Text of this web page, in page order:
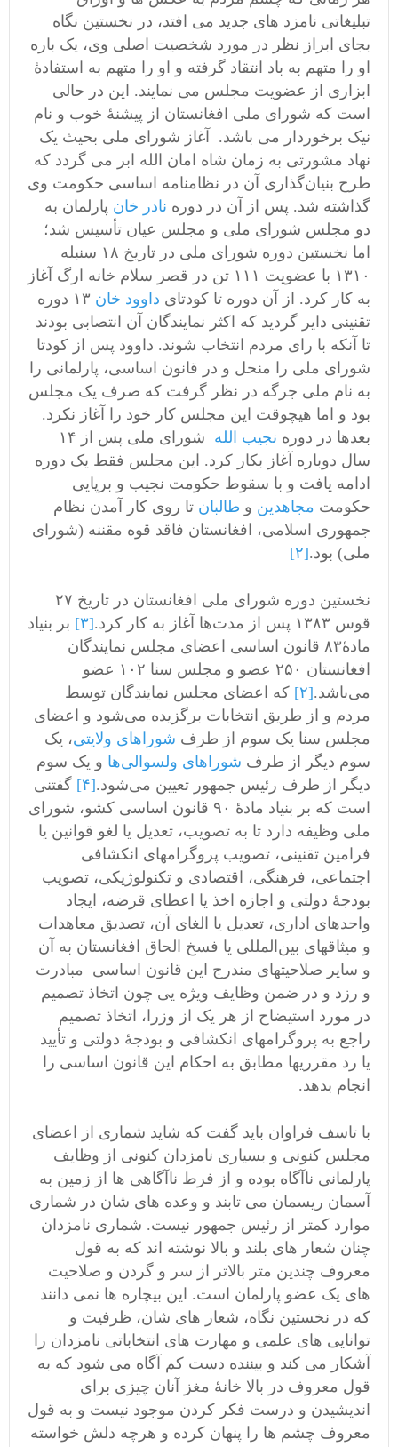
تبلیغاتی نامزد های جدید می افتد، در نخستین نگاه
بجای ابراز نظر در مورد شخصیت اصلی وی، یک باره
او را متهم به باد انتقاد گرفته و او را متهم به استفادۀ
ابزاری از عضویت مجلس می نمایند. این در حالی
است که شورای ملی افغانستان از پیشنۀ خوب و نام
نیک برخوردار می باشد. آغاز شورای ملی بحیث یک
نهاد مشورتی به زمان شاه امان الله ابر می گردد که
طرح بنیان‌گذاری آن در نظامنامه اساسی حکومت وی
گذاشته شد. پس از آن در دوره نادر خان پارلمان به
دو مجلس شورای ملی و مجلس عیان تأسیس شد؛
اما نخستین دوره شورای ملی در تاریخ ۱۸ سنبله
۱۳۱۰ با عضویت ۱۱۱ تن در قصر سلام خانه ارگ آغاز
به کار کرد. از آن دوره تا کودتای داوود خان
۱۳ دوره
تقنینی دایر گردید که اکثر نمایندگان آن انتصابی بودند
تا آنکه با رای مردم انتخاب شوند. داوود پس از کودتا
شورای ملی را منحل و در قانون اساسی، پارلمانی را
به نام ملی جرگه در نظر گرفت که صرف یک مجلس
بود و اما هیچوقت این مجلس کار خود را آغاز نکرد.
بعدها در دوره نجیب الله
شورای ملی پس از ۱۴
سال دوباره آغاز بکار کرد. این مجلس فقط یک دوره
ادامه یافت و با سقوط حکومت نجیب و برپایی
حکومت مجاهدین و طالبان تا روی کار آمدن نظام
جمهوری اسلامی، افغانستان فاقد قوه مقننه (شورای
ملی) بود.[۲]
نخستین دوره شورای ملی افغانستان در تاریخ ۲۷
قوس ۱۳۸۳ پس از مدت‌ها آغاز به کار کرد.
[۳]
بر بنیاد
مادۀ۸۳ قانون اساسی اعضای مجلس نمایندگان
افغانستان ۲۵۰ عضو و مجلس سنا ۱۰۲ عضو
می‌باشد.[۲]
که اعضای مجلس نمایندگان توسط
مردم و از طریق انتخابات برگزیده می‌شود و اعضای
مجلس سنا یک سوم از طرف شوراهای ولایتی، یک
سوم دیگر از طرف شوراهای ولسوالی‌ها و یک سوم
دیگر از طرف رئیس جمهور تعیین می‌شود.[۴]
گفتنی
است که بر بنیاد مادۀ ۹۰ قانون اساسی کشو، شورای
ملی وظیفه دارد تا به تصویب، تعدیل یا لغو قوانین یا
فرامین تقنینی، تصویب پروگرامهای انکشافی
اجتماعی، فرهنگی، اقتصادی و تکنولوژیکی، تصویب
بودجهٔ دولتی و اجازه اخذ یا اعطای قرضه، ایجاد
واحدهای اداری، تعدیل یا الغای آن، تصدیق معاهدات
و میثاقهای بین‌المللی یا فسخ الحاق افغانستان به آن
و سایر صلاحیتهای مندرج این قانون اساسی مبادرت
و رزد و در ضمن وظایف ویژه یی چون اتخاذ تصمیم
در مورد استیضاح از هر یک از وزرا، اتخاذ تصمیم
راجع به پروگرامهای انکشافی و بودجهٔ دولتی و تأیید
یا رد مقرریها مطابق به احکام این قانون اساسی را
انجام بدهد.
با تاسف فراوان باید گفت که شاید شماری از اعضای
مجلس کنونی و بسیاری نامزدان کنونی از وظایف
پارلمانی ناآگاه بوده و از فرط ناآگاهی ها از زمین به
آسمان ریسمان می تابند و وعده های شان در شماری
موارد کمتر از رئیس جمهور نیست. شماری نامزدان
چنان شعار های بلند و بالا نوشته اند که به قول
معروف چندین متر بالاتر از سر و گردن و صلاحیت
های یک عضو پارلمان است. این بیچاره ها نمی دانند
که در نخستین نگاه، شعار های شان، ظرفیت و
توانایی های علمی و مهارت های انتخاباتی نامزدان را
آشکار می کند و بیننده دست کم آگاه می شود که به
قول معروف در بالا خانۀ مغز آنان چیزی برای
اندیشیدن و درست فکر کردن موجود نیست و به قول
معروف چشم ها را پنهان کرده و هرچه دلش خواسته